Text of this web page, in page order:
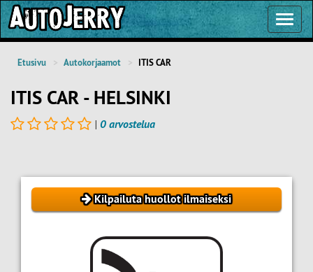
Etusivu Autokorjaamot ITIS CAR
ITIS CAR - HELSINKI
| 0 arvostelua
Kilpailuta huollot ilmaiseksi